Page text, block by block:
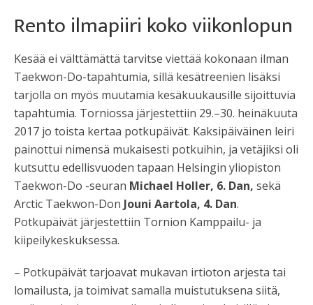
Rento ilmapiiri koko viikonlopun
Kesää ei välttämättä tarvitse viettää kokonaan ilman
Taekwon-Do-tapahtumia, sillä kesätreenien lisäksi
tarjolla on myös muutamia kesäkuukausille sijoittuvia
tapahtumia. Torniossa järjestettiin 29.–30. heinäkuuta
2017 jo toista kertaa potkupäivät. Kaksipäiväinen leiri
painottui nimensä mukaisesti potkuihin, ja vetäjiksi oli
kutsuttu edellisvuoden tapaan Helsingin yliopiston
Taekwon-Do -seuran Michael Holler, 6. Dan, sekä
Arctic Taekwon-Don Jouni Aartola, 4. Dan.
Potkupäivät järjestettiin Tornion Kamppailu- ja
kiipeilykeskuksessa.
– Potkupäivät tarjoavat mukavan irtioton arjesta tai
lomailusta, ja toimivat samalla muistutuksena siitä,